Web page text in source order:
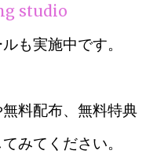
studio
実施中です。
料配布、無料特典
みてください。